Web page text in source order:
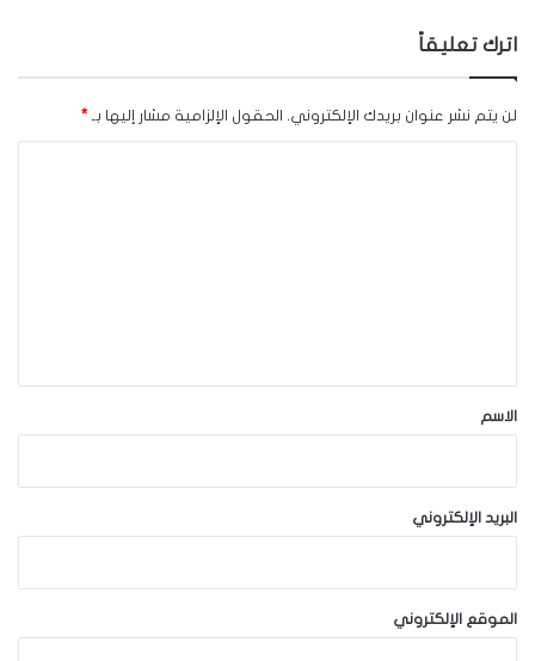
اترك تعليقاً
لن يتم نشر عنوان بريدك الإلكتروني. الحقول الإلزامية مشار إليها بـ *
*الاسم
البريد الإلكتروني
الموقع الإلكتروني